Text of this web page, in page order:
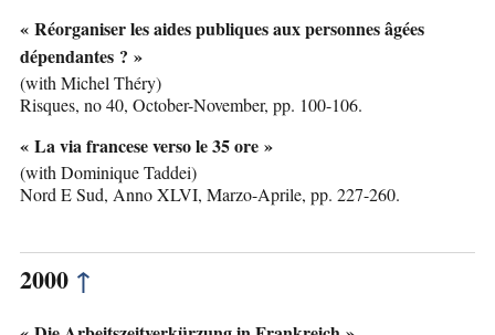
« Réorganiser les aides publiques aux personnes âgées
dépendantes ? »
(with Michel Théry)
Risques, no 40, October-November, pp. 100-106.
« La via francese verso le 35 ore »
(with Dominique Taddei)
Nord E Sud, Anno XLVI, Marzo-Aprile, pp. 227-260.
2000 ↑